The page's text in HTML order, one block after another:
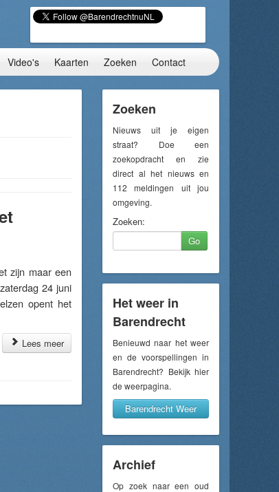
Video's Kaarten Zoeken Contact
zijn maar een
24 juni
opent het
Lees meer
Zoeken
Nieuws uit je eigen
straat? Doe een
zoekopdracht en zie
direct al het nieuws en
112 meldingen uit jou
omgeving.
Zoeken:
Go
Het weer in
Barendrecht
Benieuwd naar het weer
en de voorspellingen in
Barendrecht? Bekijk hier
de weerpagina.
Barendrecht Weer
Archief
Op zoek naar een oud